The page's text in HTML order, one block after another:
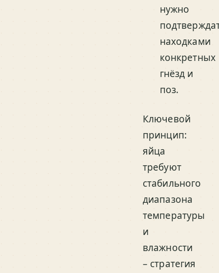
нужно
находками
конкретных
гнёзд и
поз.
Ключевой
принцип:
яйца
требуют
стабильного
диапазона
температуры
и
влажности
– стратегия